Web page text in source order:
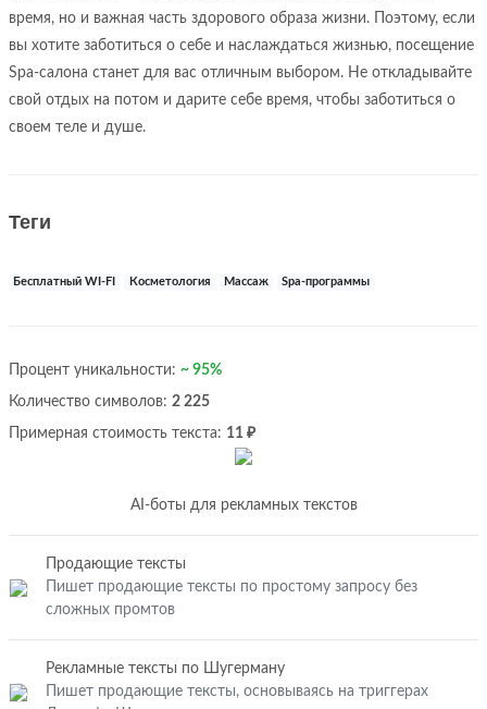
время, но и важная часть здорового образа жизни. Поэтому, если
вы хотите заботиться о себе и наслаждаться жизнью, посещение
Spa-салона станет для вас отличным выбором. Не откладывайте
свой отдых на потом и дарите себе время, чтобы заботиться о
своем теле и душе.
Теги
Бесплатный WI-FI Косметология Массаж Spa-программы
Процент уникальности: ~ 95%
Количество символов: 2 225
Примерная стоимость текста: 11 ₽
AI-боты для рекламных текстов
Продающие тексты
Пишет продающие тексты по простому запросу без
сложных промтов
Рекламные тексты по Шугерману
Пишет продающие тексты, основываясь на триггерах